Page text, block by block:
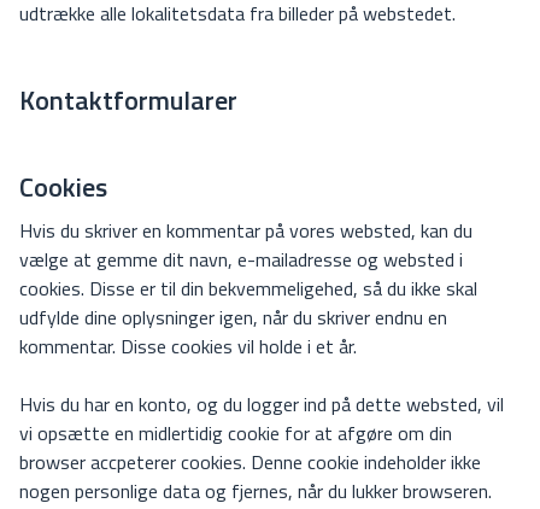
udtrække alle lokalitetsdata fra billeder på webstedet.
Kontaktformularer
Cookies
Hvis du skriver en kommentar på vores websted, kan du
vælge at gemme dit navn, e-mailadresse og websted i
cookies. Disse er til din bekvemmeligehed, så du ikke skal
udfylde dine oplysninger igen, når du skriver endnu en
kommentar. Disse cookies vil holde i et år.
Hvis du har en konto, og du logger ind på dette websted, vil
vi opsætte en midlertidig cookie for at afgøre om din
browser accpeterer cookies. Denne cookie indeholder ikke
nogen personlige data og fjernes, når du lukker browseren.